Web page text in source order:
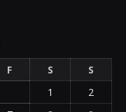
F S
S
1
2